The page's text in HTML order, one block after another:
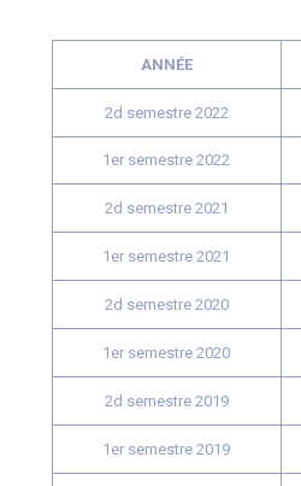
ANNÉE
2d semestre 2022
1er semestre 2022
2d semestre 2021
1er semestre 2021
2d semestre 2020
1er semestre 2020
2d semestre 2019
1er semestre 2019